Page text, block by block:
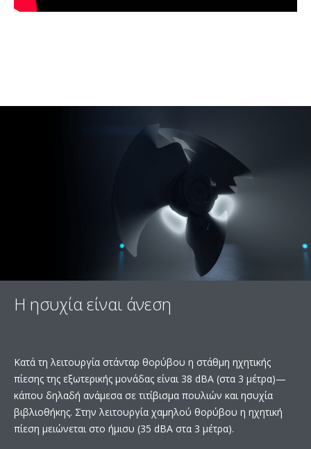
Η ησυχία είναι άνεση
Κατά τη λειτουργία στάνταρ θορύβου η στάθμη ηχητικής
πίεσης της εξωτερικής μονάδας είναι 38 dBA (στα 3 μέτρα)—
κάπου δηλαδή ανάμεσα σε τιτίβισμα πουλιών και ησυχία
βιβλιοθήκης. Στην λειτουργία χαμηλού θορύβου η ηχητική
πίεση μειώνεται στο ήμισυ (35 dBA στα 3 μέτρα).